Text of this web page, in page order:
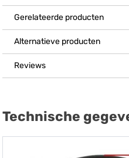
Gerelateerde producten
Alternatieve producten
Reviews
Technische